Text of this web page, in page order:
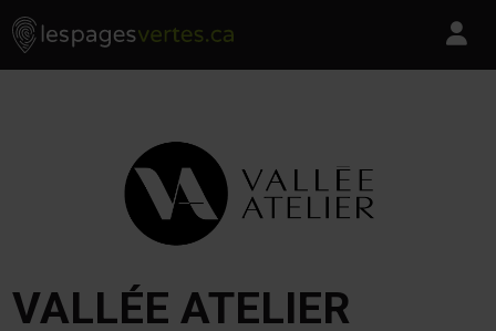
Skip to content
Les Pages Vertes - Go to homepage
VALLÉE ATELIER